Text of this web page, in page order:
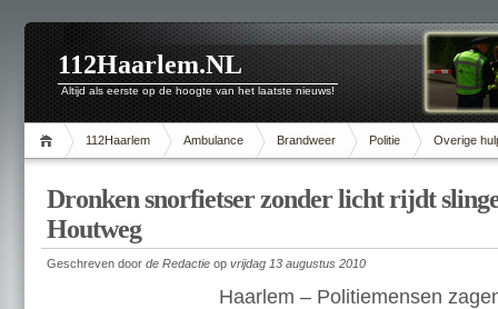
112Haarlem.NL
Altijd als eerste op de hoogte van het laatste nieuws!
112Haarlem Ambulance Brandweer Politie Overige
Dronken snorfietser zonder licht rijdt
Houtweg
Geschreven door de Redactie op vrijdag 13 augustus 2010
Haarlem – Politiemensen